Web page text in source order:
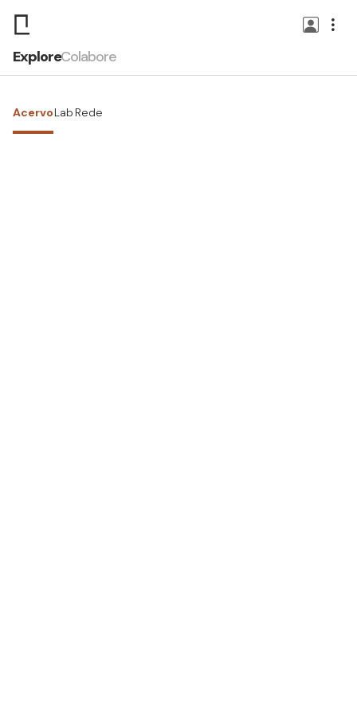
ExploreColabore
AcervoLab Rede